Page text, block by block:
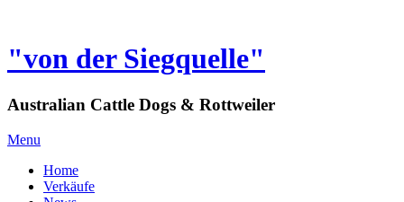
"von der Siegquelle"
Australian Cattle Dogs & Rottweiler
Menu
Home
Verkäufe